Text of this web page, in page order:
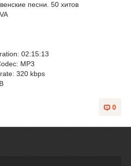
песни. 50 хитов
02:15:13
MP3
320 kbps
0